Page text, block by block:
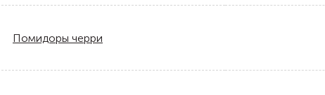
Помидоры черри